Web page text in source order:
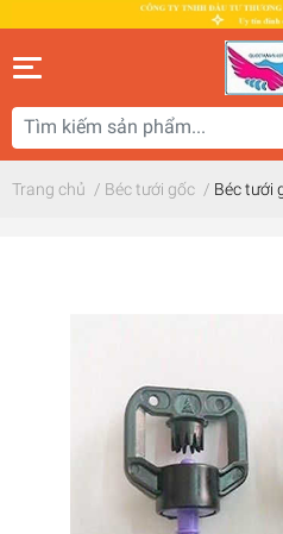
Trang chủ / Béc tưới gốc / Béc tưới